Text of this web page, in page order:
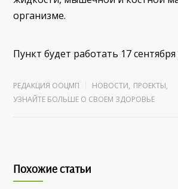
организме.
Пункт будет работать 17 сентября
РЕДАКЦИЯ ООЦМП НОВОСТИ, ПРОЕКТЫ,
УЗНАЙТЕ БОЛЬШЕ О СВОЕМ ЗДОРОВЬЕ
Похожие статьи